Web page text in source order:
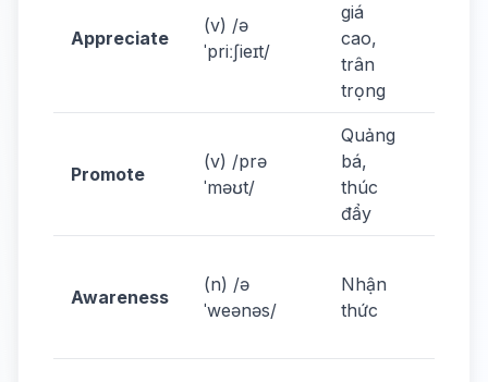
Appreciate
(v) /ə
ˈpriːʃieɪt/
giá
cao,
trân
trọng
Promote
(v) /prə
ˈməʊt/
Quảng
bá,
thúc
đẩy
Awareness
(n) /ə
ˈweənəs/
Nhận
thức